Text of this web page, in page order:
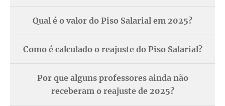
Qual é o valor do Piso Salarial em 2025?
Como é calculado o reajuste do Piso Salarial?
Por que alguns professores ainda não
receberam o reajuste de 2025?